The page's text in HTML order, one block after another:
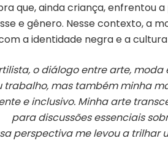
que, ainda criança, enfrentou
e gênero. Nesse contexto, a
a identidade negra e a
o diálogo entre arte,
trabalho, mas também minha
e inclusivo. Minha arte
para discussões essenciais
perspectiva me levou a